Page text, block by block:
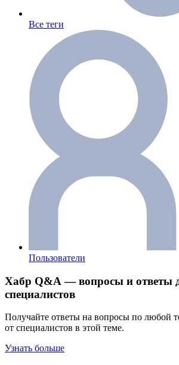
Все теги
Пользователи
Хабр Q&A — вопросы и ответы
специалистов
Получайте ответы на вопросы по любой
от специалистов в этой теме.
Узнать больше